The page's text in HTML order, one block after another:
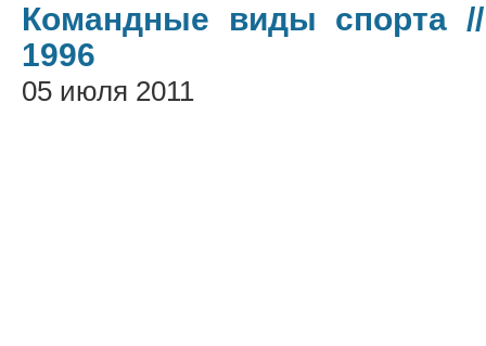
Командные виды спорта
1996
05 июля 2011